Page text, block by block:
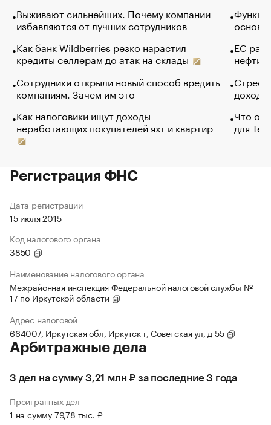
Выживают сильнейших. Почему компании
избавляются от лучших сотрудников
Как банк Wildberries резко нарастил
кредиты селлерам до атак на склады
Сотрудники открыли новый способ вредить
компаниям. Зачем им это
Как налоговики ищут доходы
неработающих покупателей яхт и квартир
основ
ЕС
нефти
Что
для
Регистрация ФНС
Дата регистрации
15 июля 2015
Код налогового органа
3850
Наименование налогового органа
Межрайонная инспекция Федеральной налоговой службы №
17 по Иркутской области
Адрес налоговой
664007, Иркутская обл, Иркутск г, Советская ул, д 55
Арбитражные дела
3 дел на сумму 3,21 млн ₽ за последние 3 года
Проигранных дел
1 на сумму 79,78 тыс. ₽